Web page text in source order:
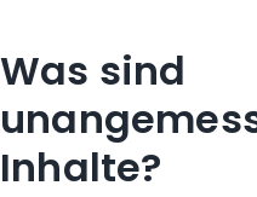
Was sind
Inhalte?